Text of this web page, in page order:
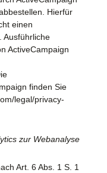
Hierfür
einen
Ausführliche
ActiveCampaign
finden Sie
legal/privacy-
zur Webanalyse
Art. 6 Abs. 1 S. 1